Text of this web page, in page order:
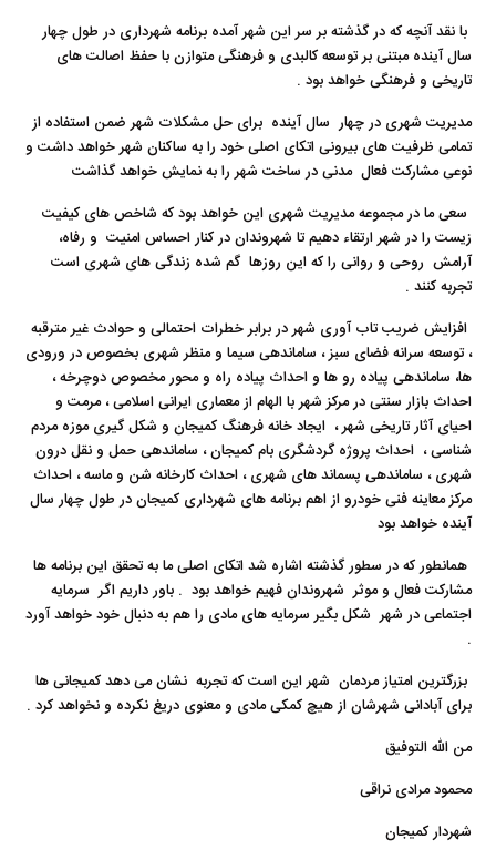
با نقد آنچه که در گذشته بر سر این شهر آمده برنامه شهرداری در طول چهار
سال آینده مبتنی بر توسعه کالبدی و فرهنگی متوازن با حفظ اصالت های
تاریخی و فرهنگی خواهد بود .
مدیریت شهری در چهار سال آینده برای حل مشکلات شهر ضمن استفاده از
تمامی ظرفیت های بیرونی اتکای اصلی خود را به ساکنان شهر خواهد داشت و
نوعی مشارکت فعال مدنی در ساخت شهر را به نمایش خواهد گذاشت
سعی ما در مجموعه مدیریت شهری این خواهد بود که شاخص های کیفیت
زیست را در شهر ارتقاء دهیم تا شهروندان در کنار احساس امنیت و رفاه،
آرامش روحی و روانی را که این روزها گم شده زندگی های شهری است
تجربه کنند .
افزایش ضریب تاب آوری شهر در برابر خطرات احتمالی و حوادث غیر مترقبه
، توسعه سرانه فضای سبز ، ساماندهی سیما و منظر شهری بخصوص در ورودی
ها، ساماندهی پیاده رو ها و احداث پیاده راه و محور مخصوص دوچرخه ،
احداث بازار سنتی در مرکز شهر با الهام از معماری ایرانی اسلامی ، مرمت و
احیای آثار تاریخی شهر ، ایجاد خانه فرهنگ کمیجان و شکل گیری موزه مردم
شناسی ، احداث پروژه گردشگری بام کمیجان ، ساماندهی حمل و نقل درون
شهری ، ساماندهی پسماند های شهری ، احداث کارخانه شن و ماسه ، احداث
مرکز معاینه فنی خودرو از اهم برنامه های شهرداری کمیجان در طول چهار سال
آینده خواهد بود
همانطور که در سطور گذشته اشاره شد اتکای اصلی ما به تحقق این برنامه ها
مشارکت فعال و موثر شهروندان فهیم خواهد بود . باور داریم اگر سرمایه
اجتماعی در شهر شکل بگیر سرمایه های مادی را هم به دنبال خود خواهد آورد
.
بزرگترین امتیاز مردمان شهر این است که تجربه نشان می دهد کمیجانی ها
برای آبادانی شهرشان از هیچ کمکی مادی و معنوی دریغ نکرده و نخواهد کرد .
من الله التوفیق
محمود مرادی نراقی
شهردار کمیجان